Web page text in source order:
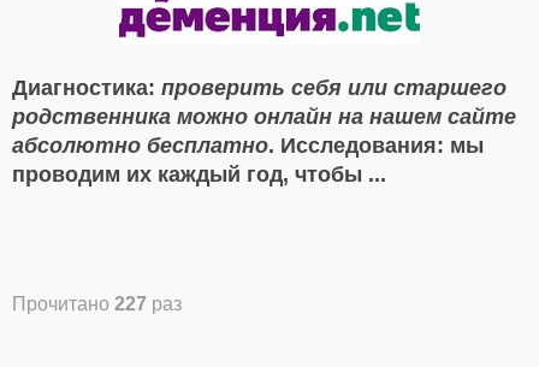
Диагностика: проверить себя или старшего
родственника можно онлайн на нашем сайте
абсолютно бесплатно. Исследования: мы
проводим их каждый год, чтобы ...
Прочитано 227 раз